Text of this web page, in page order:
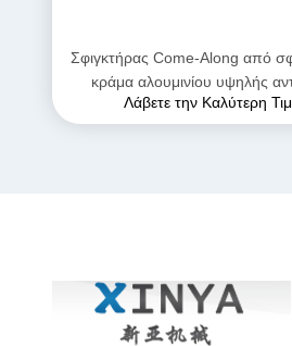
Σφιγκτήρας Come-Along από
κράμα αλουμινίου υψηλής
μέγιστου ανοίγματος 28mm, με
στη διάβρωση κατασκευή για
Λάβετε την Καλύτερη